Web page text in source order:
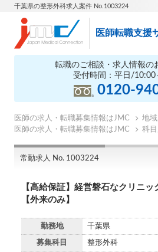
千葉県の整形外科求人案件 No.1003224
医師転職支援
転職のご相談・求人情報の
受付時間：平日/10:00
0120-
医師の求人・転職募集情報はJMC 地
医師の求人・転職募集情報はJMC
科
常勤求人 No. 1003224
【高給保証】経営磐石なクリニ
【外来のみ】
勤務地 千葉県
募集科目 整形外科